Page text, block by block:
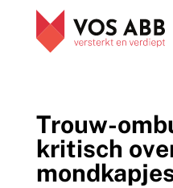
Trouw-
kritisch